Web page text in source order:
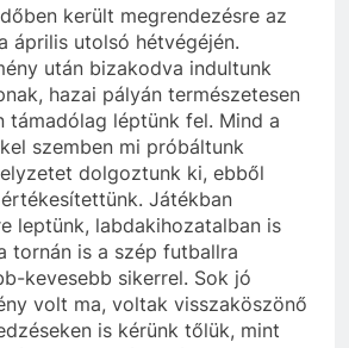
került megrendezésre az
április utolsó hétvégéjén.
után bizakodva indultunk
hazai pályán természetesen
támadólag léptünk fel. Mind a
szemben mi próbáltunk
dolgoztunk ki, ebből
Játékban
leptünk, labdakihozatalban is
tornán is a szép futballra
kevesebb sikerrel. Sok jó
volt ma, voltak visszaköszönő
is kérünk tőlük, mint